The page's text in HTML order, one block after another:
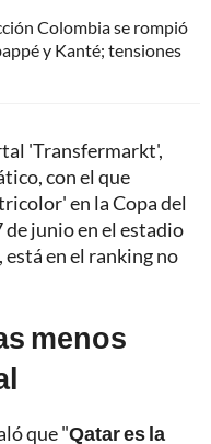
Colombia se rompió
y Kanté; tensiones
'Transfermarkt',
con el que
en la Copa del
junio en el estadio
está en el ranking no
menos
que "Qatar es la